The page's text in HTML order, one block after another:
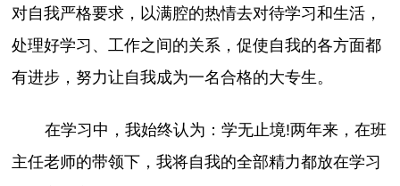
对自我严格要求，以满腔的热情去对待学习和生活，
处理好学习、工作之间的关系，促使自我的各方面都
有进步，努力让自我成为一名合格的大专生。
在学习中，我始终认为：学无止境!两年来，在班
主任老师的带领下，我将自我的全部精力都放在学习